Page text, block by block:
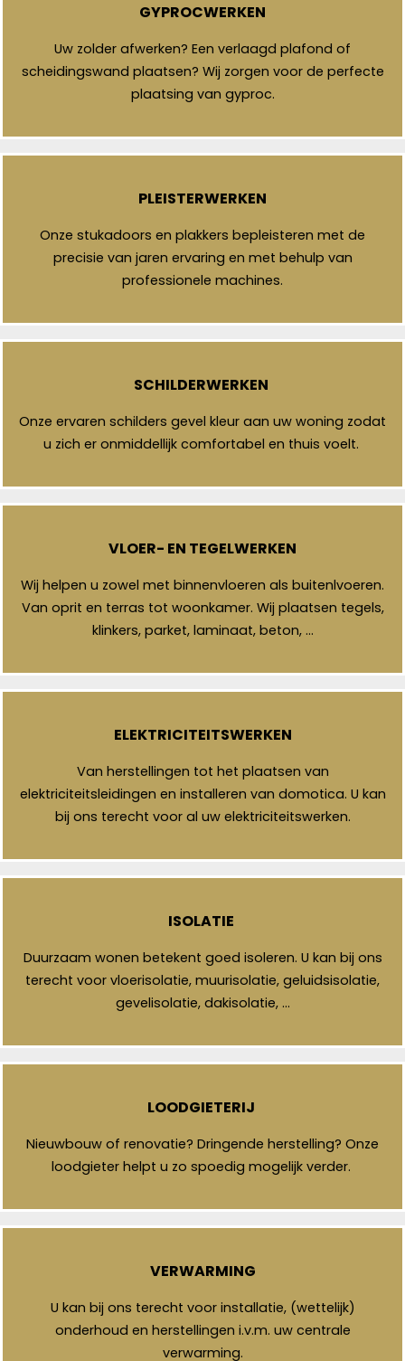
GYPROCWERKEN
Uw zolder afwerken? Een verlaagd plafond of
scheidingswand plaatsen? Wij zorgen voor de perfecte
plaatsing van gyproc.
PLEISTERWERKEN
Onze stukadoors en plakkers bepleisteren met de
precisie van jaren ervaring en met behulp van
professionele machines.
SCHILDERWERKEN
Onze ervaren schilders gevel kleur aan uw woning zodat
u zich er onmiddellijk comfortabel en thuis voelt.
VLOER- EN TEGELWERKEN
Wij helpen u zowel met binnenvloeren als buitenlvoeren.
Van oprit en terras tot woonkamer. Wij plaatsen tegels,
klinkers, parket, laminaat, beton, …
ELEKTRICITEITSWERKEN
Van herstellingen tot het plaatsen van
elektriciteitsleidingen en installeren van domotica. U kan
bij ons terecht voor al uw elektriciteitswerken.
ISOLATIE
Duurzaam wonen betekent goed isoleren. U kan bij ons
terecht voor vloerisolatie, muurisolatie, geluidsisolatie,
gevelisolatie, dakisolatie, …
LOODGIETERIJ
Nieuwbouw of renovatie? Dringende herstelling? Onze
loodgieter helpt u zo spoedig mogelijk verder.
VERWARMING
U kan bij ons terecht voor installatie, (wettelijk)
onderhoud en herstellingen i.v.m. uw centrale
verwarming.